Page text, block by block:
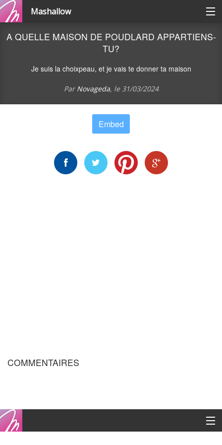
Mashallow
Catégories
Créer une battle
Créer un quizz
A QUELLE MAISON DE POUDLARD APPARTIENS-
TU?
Je suis la choixpeau, et je vais te donner ta maison
Par Novageda, le 31/03/2024
Embed
COMMENTAIRES